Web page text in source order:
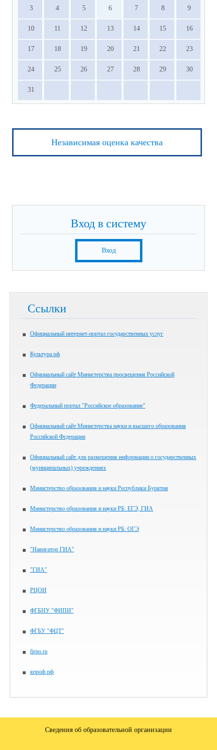
3 4 5 6 7 8 9
10 11 12 13 14 15 16
17 18 19 20 21 22 23
24 25 26 27 28 29 30
31
Независимая оценка качества
Вход в систему
Вход
Ссылки
Официальный интернет-портал государственных услуг
Культура.рф
Официальный сайт Министерства просвещения Российской
Федерации
Федеральный портал "Российское образование"
Официальный сайт Министерства науки и высшего образования
Российской Федерации
Официальный сайт для размещения информации о государственных
(муниципальных) учреждениях
Министерство образования и науки Республики Бурятия
Министерство образования и науки РБ: ЕГЭ, ГИА
Министерство образования и науки РБ: ОГЭ
"Навигатор ГИА"
"ГИА"
РЦОИ
ФГБНУ "ФИПИ"
ФГБУ "ФЦТ"
firpo.ru
япроф.рф
Сведения об образовательной организации